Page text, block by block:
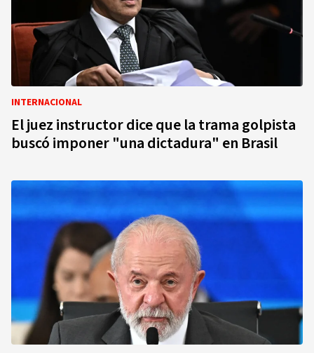
INTERNACIONAL
El juez instructor dice que la trama golpista
buscó imponer "una dictadura" en Brasil